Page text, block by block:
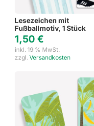
Lesezeichen mit
Fußballmotiv, 1 Stück
1,50 €
inkl. 19 % MwSt.
zzgl. Versandkosten